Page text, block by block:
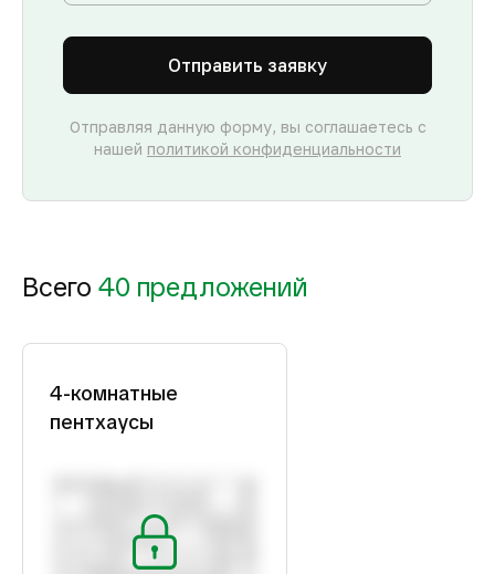
Отправить заявку
Отправляя данную форму, вы соглашаетесь с
нашей политикой конфиденциальности
Всего 40 предложений
4-комнатные
пентхаусы